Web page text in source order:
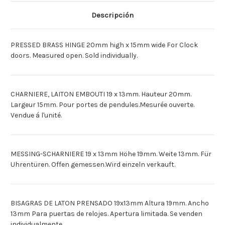
13MM
[Deutsch]MESS.
19
X
LATON
X
13MM
13MM
[Deutsch]MESS.
19
X
13MM
LATON
X
13MM
Descripción
PRESSED BRASS HINGE 20mm high x 15mm wide For Clock
doors. Measured open. Sold individually.
CHARNIERE, LAITON EMBOUTI 19 x 13mm. Hauteur 20mm.
Largeur 15mm. Pour portes de pendules.Mesurée ouverte.
Vendue á l'unité.
MESSING-SCHARNIERE 19 x 13mm Höhe 19mm. Weite 13mm. Für
Uhrentüren. Offen gemessen.Wird einzeln verkauft.
BISAGRAS DE LATON PRENSADO 19x13mm Altura 19mm. Ancho
13mm Para puertas de relojes. Apertura limitada. Se venden